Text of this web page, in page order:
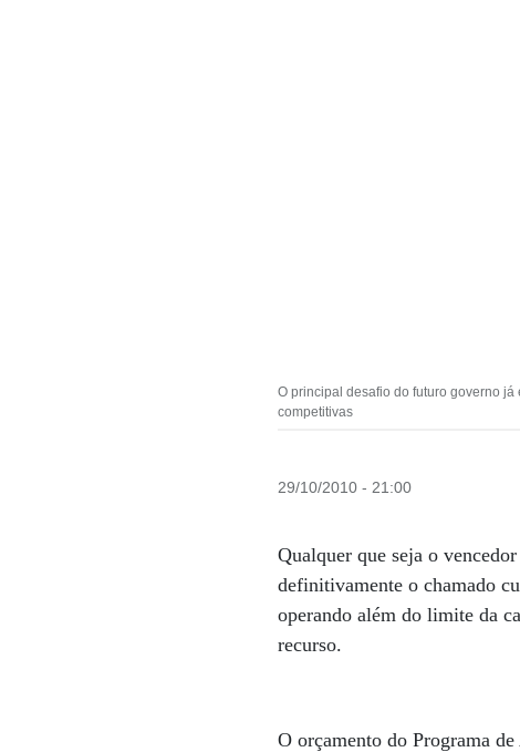
O principal desafio do futuro governo
competitivas
29/10/2010 - 21:00
Qualquer que seja o
definitivamente o chamado
operando além do limite da
recurso.
O orçamento do Programa